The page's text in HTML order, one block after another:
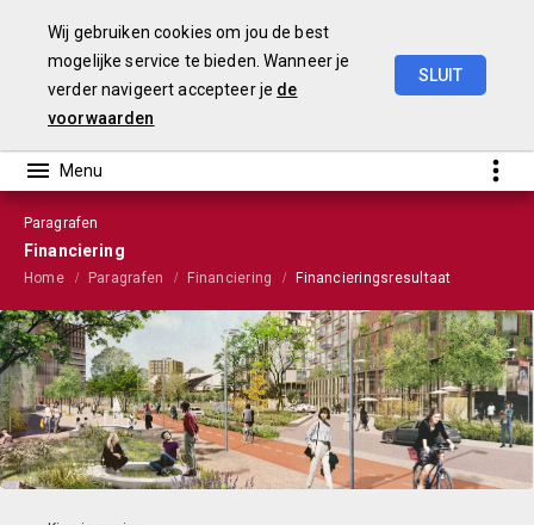
Wij gebruiken cookies om jou de best
mogelijke service te bieden. Wanneer je
verder navigeert accepteer je de
voorwaarden
SLUIT
Paragrafen
Financiering
Home Paragrafen Financiering Financieringsresultaat